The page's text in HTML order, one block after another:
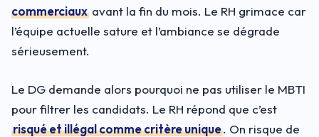
commerciaux avant la fin du mois. Le RH grimace car
l’équipe actuelle sature et l’ambiance se dégrade
sérieusement.
Le DG demande alors pourquoi ne pas utiliser le MBTI
pour filtrer les candidats. Le RH répond que c’est
risqué et illégal comme critère unique. On risque de